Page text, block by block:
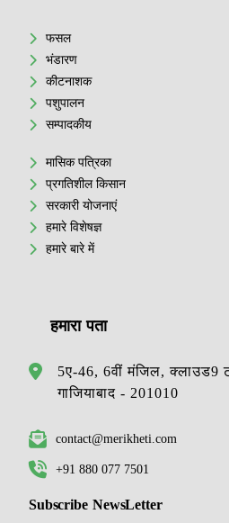
फसल
भंडारण
कीटनाशक
पशुपालन
सम्पादकीय
मासिक पत्रिका
प्रगतिशील किसान
सरकारी योजनाएं
हमारे विशेषज्ञ
हमारे बारे में
हमारा पता
5ए-46, 6वीं मंजिल, क्लाउड9
गाजियाबाद - 201010
contact@merikheti.com
+91 880 077 7501
Subscribe NewsLetter